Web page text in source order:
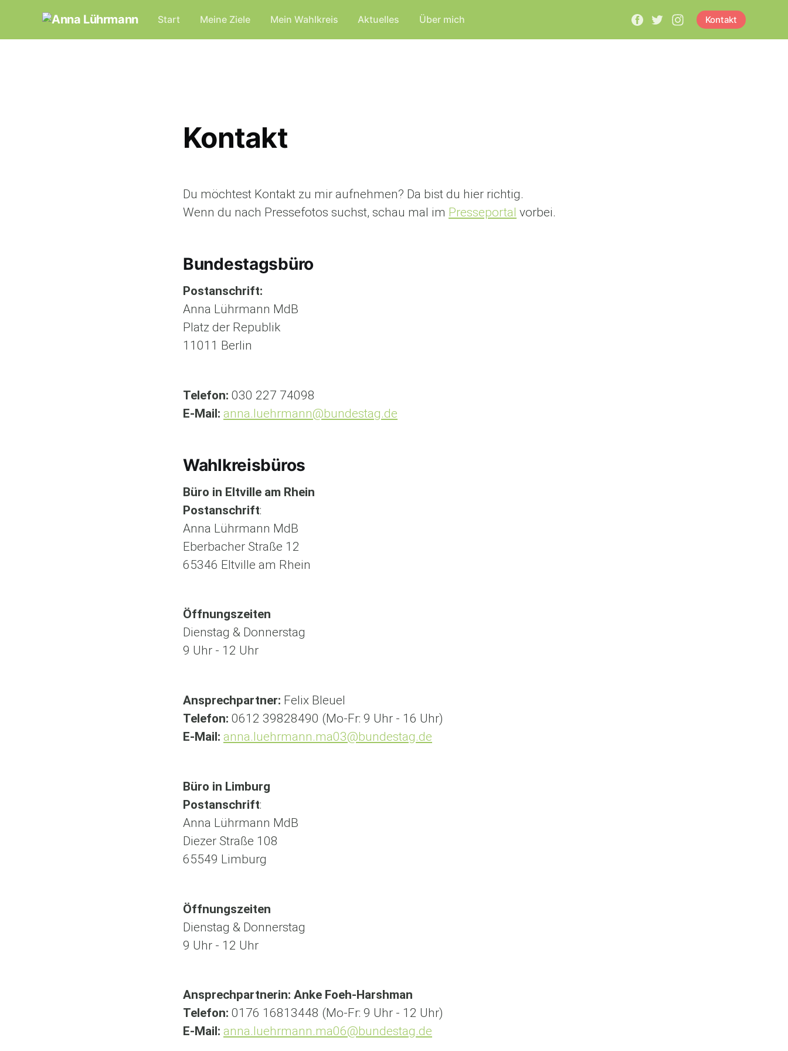
Start Meine Ziele Mein Wahlkreis Aktuelles Über mich Kontakt
Kontakt
Du möchtest Kontakt zu mir aufnehmen? Da bist du hier richtig.
Wenn du nach Pressefotos suchst, schau mal im Presseportal vorbei.
Bundestagsbüro
Postanschrift:
Anna Lührmann MdB
Platz der Republik
11011 Berlin
Telefon: 030 227 74098
E-Mail: anna.luehrmann@bundestag.de
Wahlkreisbüros
Büro in Eltville am Rhein
Postanschrift:
Anna Lührmann MdB
Eberbacher Straße 12
65346 Eltville am Rhein
Öffnungszeiten
Dienstag & Donnerstag
9 Uhr - 12 Uhr
Ansprechpartner: Felix Bleuel
Telefon: 0612 39828490 (Mo-Fr: 9 Uhr - 16 Uhr)
E-Mail: anna.luehrmann.ma03@bundestag.de
Büro in Limburg
Postanschrift:
Anna Lührmann MdB
Diezer Straße 108
65549 Limburg
Öffnungszeiten
Dienstag & Donnerstag
9 Uhr - 12 Uhr
Ansprechpartnerin: Anke Foeh-Harshman
Telefon: 0176 16813448 (Mo-Fr: 9 Uhr - 12 Uhr)
E-Mail: anna.luehrmann.ma06@bundestag.de